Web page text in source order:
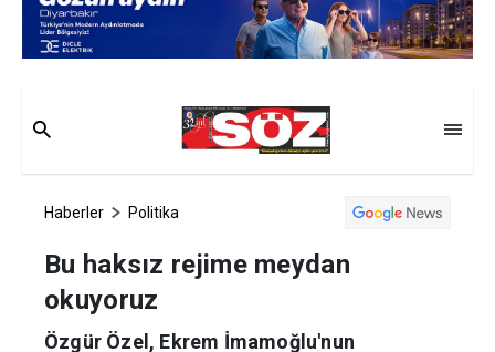
Haberler Politika
Bu haksız rejime meydan
okuyoruz
Özgür Özel, Ekrem İmamoğlu'nun